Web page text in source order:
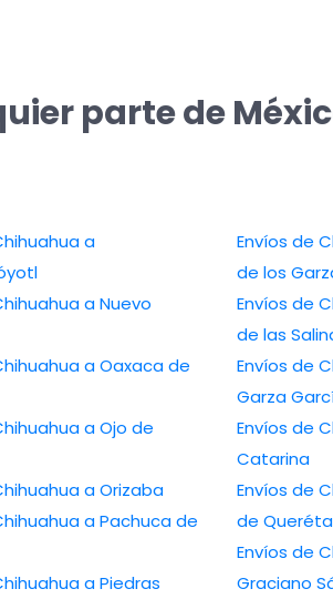
parte de
a
a Nuevo
a Oaxaca de
a Ojo de
Envíos de Chihuahua a Orizaba
a Pachuca de
a Piedras
Envíos de
de los
Envíos de
de las
Envíos de
Garza
Envíos de
Catarina
Envíos de
de
Envíos de
Graciano